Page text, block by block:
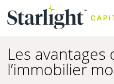
Les avantages
l’immobilier